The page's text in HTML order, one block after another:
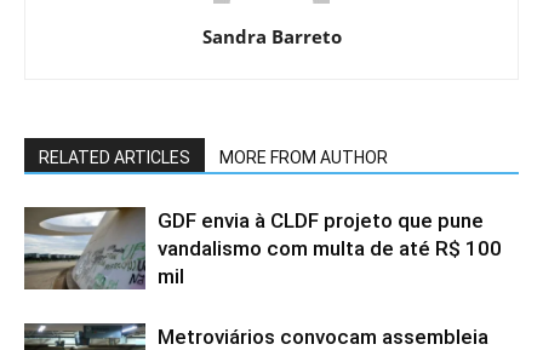
Sandra Barreto
RELATED ARTICLES MORE FROM AUTHOR
GDF envia à CLDF projeto que pune
vandalismo com multa de até R$ 100
mil
Metroviários convocam assembleia